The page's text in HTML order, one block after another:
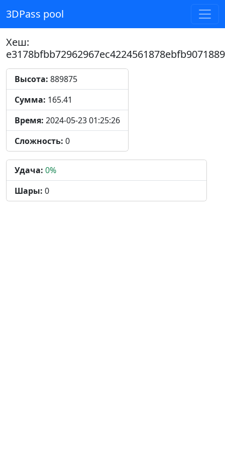
3DPass pool
Хеш:
Высота: 889875
Сумма: 165.41
Время: 2024-05-23 01:25:26
Сложность: 0
Удача: 0%
Шары: 0